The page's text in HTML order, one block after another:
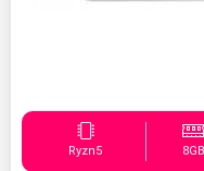
8GB
Ryzn5